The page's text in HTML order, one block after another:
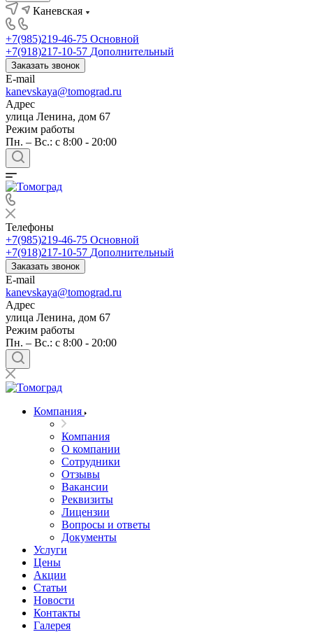
Каневская
+7(985)219-46-75 Основной
+7(918)217-10-57 Дополнительный
Заказать звонок
E-mail
kanevskaya@tomograd.ru
Адрес
улица Ленина, дом 67
Режим работы
Пн. – Вс.: c 8:00 - 20:00
Телефоны
+7(985)219-46-75 Основной
+7(918)217-10-57 Дополнительный
Заказать звонок
E-mail
kanevskaya@tomograd.ru
Адрес
улица Ленина, дом 67
Режим работы
Пн. – Вс.: c 8:00 - 20:00
Компания
Компания
О компании
Сотрудники
Отзывы
Вакансии
Реквизиты
Лицензии
Вопросы и ответы
Документы
Услуги
Цены
Акции
Статьи
Новости
Контакты
Галерея